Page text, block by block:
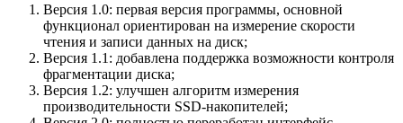
Версия 1.0: первая версия программы, основной
функционал ориентирован на измерение скорости
чтения и записи данных на диск;
Версия 1.1: добавлена поддержка возможности контроля
фрагментации диска;
Версия 1.2: улучшен алгоритм измерения
производительности SSD-накопителей;